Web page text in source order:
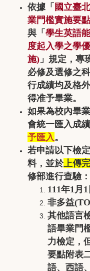
依據「 國立臺
業門檻實施要
與「 學生英語
度起入學之學
施) 」規定，專
必修及選修之
行成績均及格
得准予畢業。
如果為校內畢
會統一匯入成績
予匯入。
若申請以下檢
料，並於上傳
修部進行查驗：
111年1月
非多益
其他語言
語畢業門
力檢定，
要點附表
語、西語